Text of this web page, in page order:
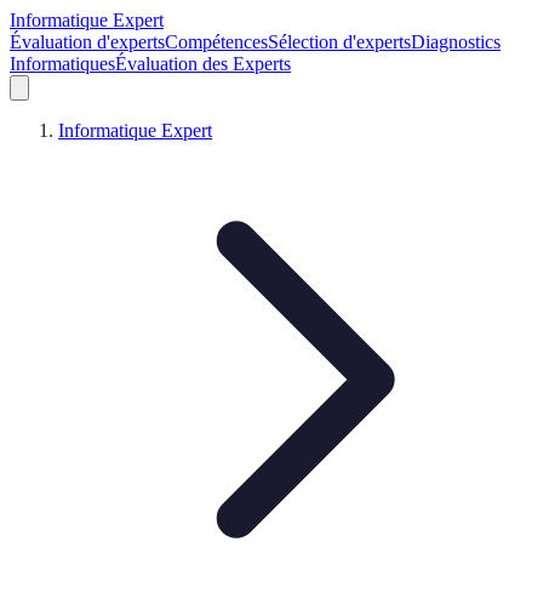
Informatique Expert
Évaluation d'expertsCompétencesSélection d'expertsDiagnostics
InformatiquesÉvaluation des Experts
Informatique Expert